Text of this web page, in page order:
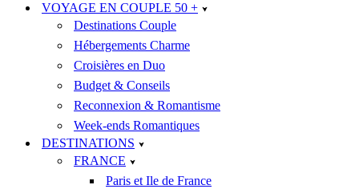
VOYAGE EN COUPLE 50 +
Destinations Couple
Hébergements Charme
Croisières en Duo
Budget & Conseils
Reconnexion & Romantisme
Week-ends Romantiques
DESTINATIONS
FRANCE
Paris et Ile de France